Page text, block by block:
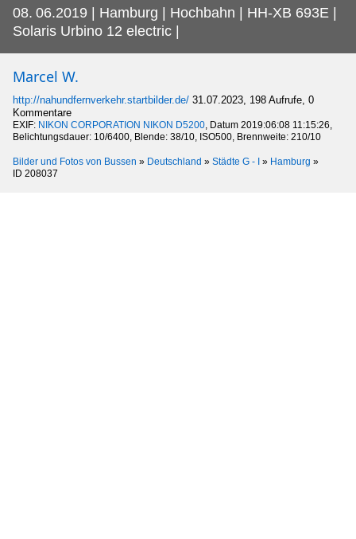
08. 06.2019 | Hamburg | Hochbahn | HH-XB 693E |
Solaris Urbino 12 electric |
Marcel W.
http://nahundfernverkehr.startbilder.de/ 31.07.2023, 198 Aufrufe, 0
Kommentare
EXIF: NIKON CORPORATION NIKON D5200, Datum 2019:06:08 11:15:26,
Belichtungsdauer: 10/6400, Blende: 38/10, ISO500, Brennweite: 210/10
Bilder und Fotos von Bussen » Deutschland » Städte G - I » Hamburg »
ID 208037